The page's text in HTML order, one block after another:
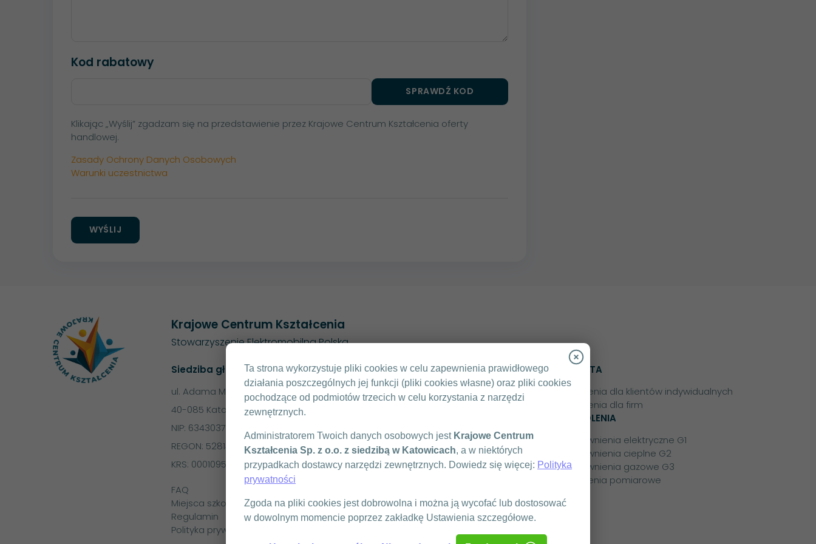
Kod rabatowy
SPRAWDŹ KOD
Klikając „Wyślij” zgadzam się na przedstawienie przez Krajowe Centrum Kształcenia oferty
handlowej.
Zasady Ochrony Danych Osobowych
Warunki uczestnictwa
WYŚLIJ
Krajowe Centrum Kształcenia
Stowarzyszenie Elektromobilna Polska
Siedziba główna
ul. Adama Mickiewicza 29
40-085 Katowice
NIP: 6343037023
REGON: 528148662
KRS: 0001095551
FAQ
Miejsca szkoleń
Regulamin
Polityka prywatności
KONTAKT
797 909 858
biuro@ekck.pl
FORMULARZ KONTAKTOWY
OFERTA
Szkolenia dla klientów indywidualnych
Szkolenia dla firm
SZKOLENIA
Uprawnienia elektryczne G1
Uprawnienia cieplne G2
Uprawnienia gazowe G3
Szkolenia pomiarowe
Ta strona wykorzystuje pliki cookies w celu zapewnienia prawidłowego
działania poszczególnych jej funkcji (pliki cookies własne) oraz pliki cookies
pochodzące od podmiotów trzecich w celu korzystania z narzędzi
zewnętrznych.
Administratorem Twoich danych osobowych jest Krajowe Centrum
Kształcenia Sp. z o.o. z siedzibą w Katowicach, a w niektórych
przypadkach dostawcy narzędzi zewnętrznych. Dowiedz się więcej: Polityka
prywatności
Zgoda na pliki cookies jest dobrowolna i można ją wycofać lub dostosować
w dowolnym momencie poprzez zakładkę Ustawienia szczegółowe.